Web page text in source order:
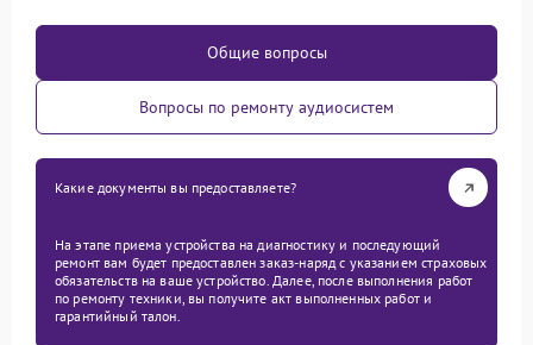
Общие вопросы
Вопросы по ремонту аудиосистем
Какие документы вы предоставляете?
На этапе приема устройства на диагностику и последующий
ремонт вам будет предоставлен заказ-наряд с указанием страховых
обязательств на ваше устройство. Далее, после выполнения работ
по ремонту техники, вы получите акт выполненных работ и
гарантийный талон.